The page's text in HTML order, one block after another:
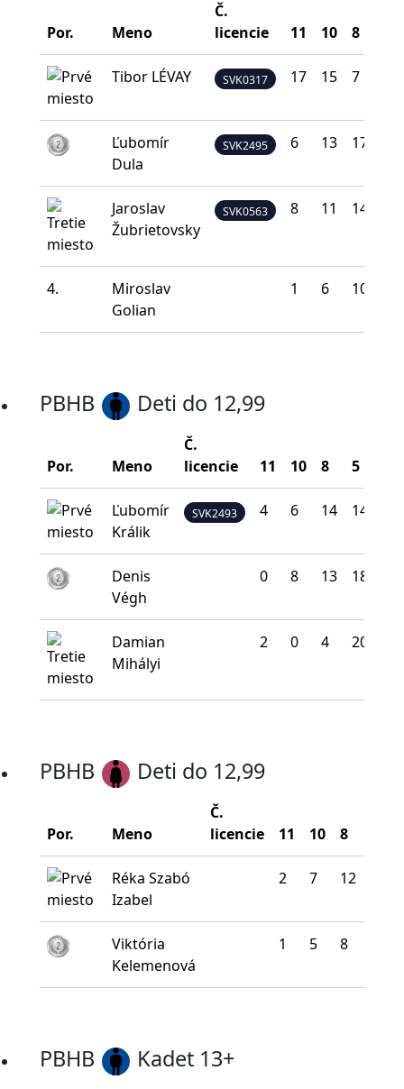
Por. Meno
Č.
licencie
11 10 8
Tibor LÉVAY SVK0317 17 15 7
Ľubomír
Dula
SVK2495 6 13 17
Jaroslav
Žubrietovsky
SVK0563 8 11 14
4.
Miroslav
Golian
1 6 10
PBHB Deti do 12,99
Por. Meno
Č.
licencie
11 10 8 5
Ľubomír
Králik
SVK2493 4 6 14 14
Denis
Végh
0 8 13 18
Damian
Mihályi
2 0 4 20
PBHB Deti do 12,99
Por. Meno
Č.
licencie
11 10 8
Réka Szabó
Izabel
2 7 12
Viktória
Kelemenová
1 5 8
PBHB Kadet 13+